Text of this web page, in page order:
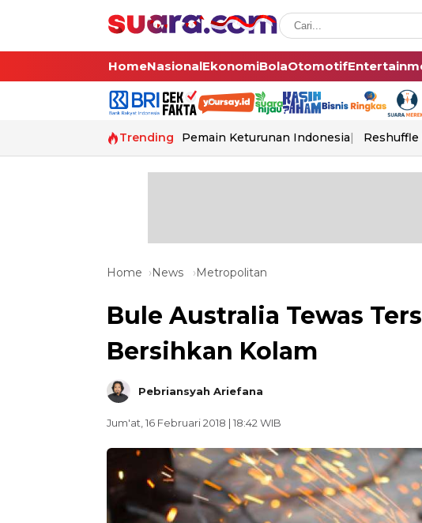
HomeNasionalEkonomiBolaOtomotif
Trending Pemain Keturunan Indonesia
Home News Metropolitan
Bule Australia Tewas
Bersihkan Kolam
Pebriansyah Ariefana
Jum'at, 16 Februari 2018 | 18:42 WIB